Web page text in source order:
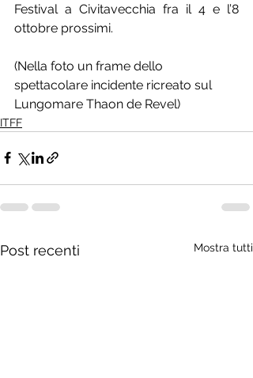
Festival a Civitavecchia fra il 4 e l’8
ottobre prossimi.
(Nella foto un frame dello
spettacolare incidente ricreato sul
Lungomare Thaon de Revel)
ITFF
Post recenti Mostra tutti